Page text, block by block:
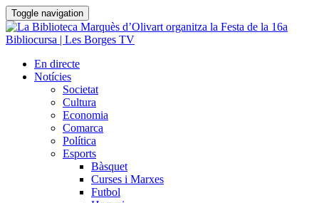
Toggle navigation
En directe
Notícies
Societat
Cultura
Economia
Comarca
Política
Esports
Bàsquet
Curses i Marxes
Futbol